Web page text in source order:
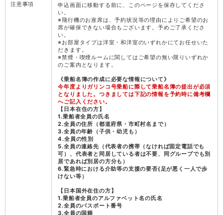
注意事項
申込画面に移動する前に、このページを保存してくださ
い。
※飛行機のお座席は、予約状況等の理由によりご希望のお
席が確保できない場合もございます。予めご了承くださ
い。
※お部屋タイプは洋室・和洋室のいずれかにてお任せいた
だきます。
※禁煙・喫煙ルームに関してはご希望の無い限りいずれか
のご案内となります。
《乗船名簿の作成に必要な情報について》
今年度よりガリンコ号乗船に際して乗船名簿の提出が必須
となりました。つきましては下記の情報を予約時に備考欄
へご記入ください。
【日本在住の方】
1.乗船者全員の氏名
2.全員の住所（都道府県・市町村名まで）
3.全員の年齢（子供・幼児も）
4.全員の性別
5.全員の連絡先（代表者の携帯（なければ固定電話でも
可）、代表者と同居している者は不要、同グループでも別
居であれば別居の方分も）
6.緊急時における介助等の支援の要否(足が悪く一人で歩
けない等）
【日本国外在住の方】
1.乗船者全員のアルファベット名の氏名
2.全員のパスポート番号
3.全員の国籍